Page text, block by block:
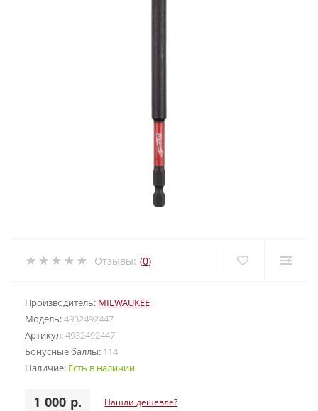
Отзывы: (0)
Производитель: MILWAUKEE
Модель:4932492447
Артикул:4932492447
Бонусные баллы: 114
Наличие: Есть в наличии
1 000 р. Нашли дешевле?